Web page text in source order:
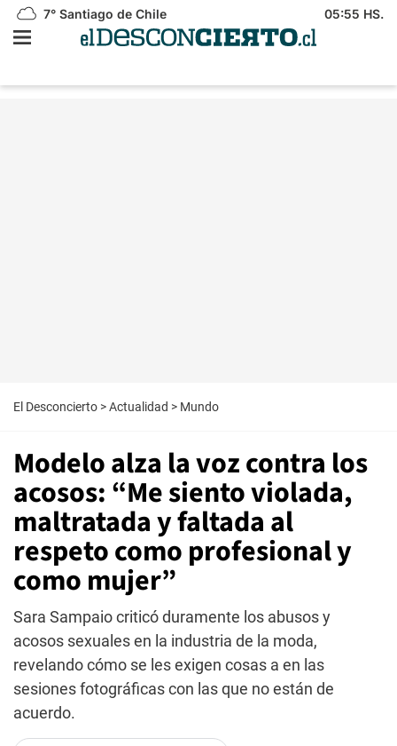
7° Santiago de Chile 05:55 HS.
El Desconcierto >Actualidad > Mundo
Modelo alza la voz contra los
acosos: “Me siento violada,
maltratada y faltada al
respeto como profesional y
como mujer”
Sara Sampaio criticó duramente los abusos y
acosos sexuales en la industria de la moda,
revelando cómo se les exigen cosas a en las
sesiones fotográficas con las que no están de
acuerdo.